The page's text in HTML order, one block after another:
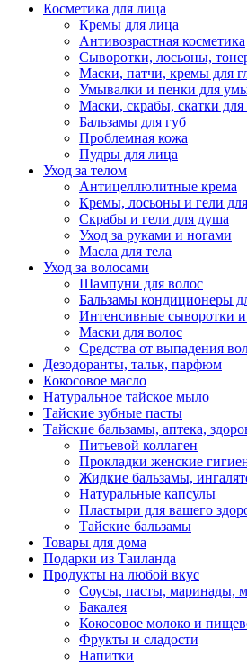
Косметика для лица
Кремы для лица
Антивозрастная косметика
Сыворотки, лосьоны,
Маски, патчи, кремы для
Умывалки и пенки для
Маски, скрабы, скатки для
Бальзамы для губ
Проблемная кожа
Пудры для лица
Уход за телом
Антицеллюлитные крема
Кремы, лосьоны и гели для
Скрабы и гели для душа
Уход за руками и ногами
Масла для тела
Уход за волосами
Шампуни для волос
Бальзамы кондиционеры
Интенсивные сыворотки
Маски для волос
Средства от выпадения
Дезодоранты, тальк, парфюм
Кокосовое масло
Натуральное тайское мыло
Тайские зубные пасты
Тайские бальзамы, аптека,
Питьевой коллаген
Прокладки женские
Жидкие бальзамы,
Натуральные капсулы
Пластыри для вашего
Тайские бальзамы
Товары для дома
Подарки из Таиланда
Продукты на любой вкус
Соусы, пасты, маринады,
Бакалея
Кокосовое молоко и
Фрукты и сладости
Напитки